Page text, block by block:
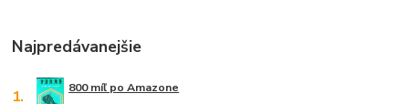
Najpredávanejšie
1. 800 míľ po Amazone